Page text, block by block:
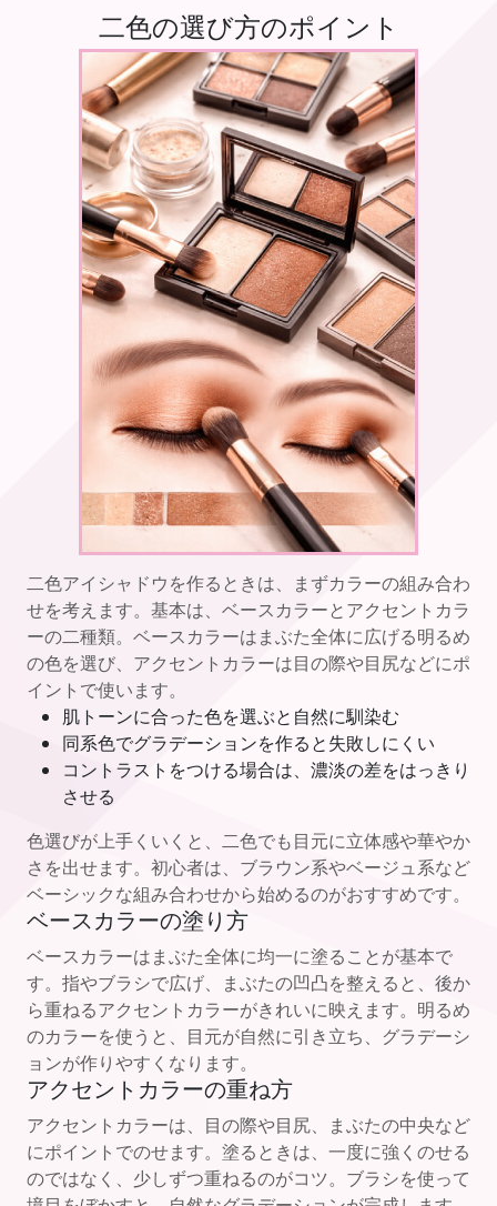
二色の選び方のポイント
二色アイシャドウを作るときは、まずカラーの組み合わ
せを考えます。基本は、ベースカラーとアクセントカラ
ーの二種類。ベースカラーはまぶた全体に広げる明るめ
の色を選び、アクセントカラーは目の際や目尻などにポ
イントで使います。
肌トーンに合った色を選ぶと自然に馴染む
同系色でグラデーションを作ると失敗しにくい
コントラストをつける場合は、濃淡の差をはっきり
させる
色選びが上手くいくと、二色でも目元に立体感や華やか
さを出せます。初心者は、ブラウン系やベージュ系など
ベーシックな組み合わせから始めるのがおすすめです。
ベースカラーの塗り方
ベースカラーはまぶた全体に均一に塗ることが基本で
す。指やブラシで広げ、まぶたの凹凸を整えると、後か
ら重ねるアクセントカラーがきれいに映えます。明るめ
のカラーを使うと、目元が自然に引き立ち、グラデーシ
ョンが作りやすくなります。
アクセントカラーの重ね方
アクセントカラーは、目の際や目尻、まぶたの中央など
にポイントでのせます。塗るときは、一度に強くのせる
のではなく、少しずつ重ねるのがコツ。ブラシを使って